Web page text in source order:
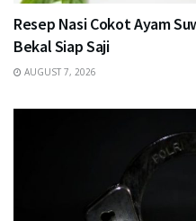
Resep Nasi Cokot Ayam
Bekal Siap Saji
AUGUST 7, 2026